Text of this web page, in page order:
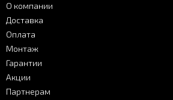
О компании
Доставка
Оплата
Монтаж
Гарантии
Акции
Партнерам